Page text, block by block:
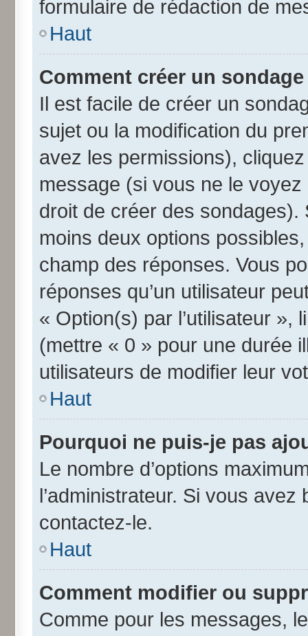
formulaire de rédaction de
Haut
Comment créer un
Il est facile de créer un
sujet ou la modification du
avez les permissions),
message (si vous ne le
droit de créer des
moins deux options
champ des réponses. Vous
réponses qu’un utilisateur
« Option(s) par l’utilisateur »,
(mettre « 0 » pour une durée
utilisateurs de modifier leur
Haut
Pourquoi ne puis-je pas
Le nombre d’options
l’administrateur. Si vous avez
contactez-le.
Haut
Comment modifier ou
Comme pour les messages,